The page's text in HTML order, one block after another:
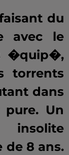
du
avec le
�quip�,
torrents
dans
pure. Un
8 ans.